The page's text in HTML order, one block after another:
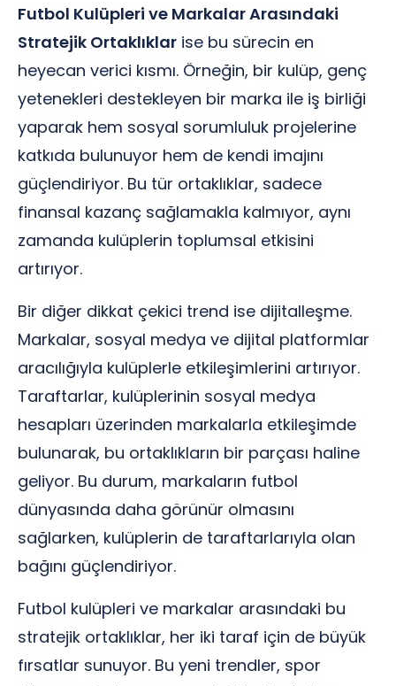
Futbol Kulüpleri ve Markalar Arasındaki
Stratejik Ortaklıklar ise bu sürecin en
heyecan verici kısmı. Örneğin, bir kulüp, genç
yetenekleri destekleyen bir marka ile iş birliği
yaparak hem sosyal sorumluluk projelerine
katkıda bulunuyor hem de kendi imajını
güçlendiriyor. Bu tür ortaklıklar, sadece
finansal kazanç sağlamakla kalmıyor, aynı
zamanda kulüplerin toplumsal etkisini
artırıyor.
Bir diğer dikkat çekici trend ise dijitalleşme.
Markalar, sosyal medya ve dijital platformlar
aracılığıyla kulüplerle etkileşimlerini artırıyor.
Taraftarlar, kulüplerinin sosyal medya
hesapları üzerinden markalarla etkileşimde
bulunarak, bu ortaklıkların bir parçası haline
geliyor. Bu durum, markaların futbol
dünyasında daha görünür olmasını
sağlarken, kulüplerin de taraftarlarıyla olan
bağını güçlendiriyor.
Futbol kulüpleri ve markalar arasındaki bu
stratejik ortaklıklar, her iki taraf için de büyük
fırsatlar sunuyor. Bu yeni trendler, spor